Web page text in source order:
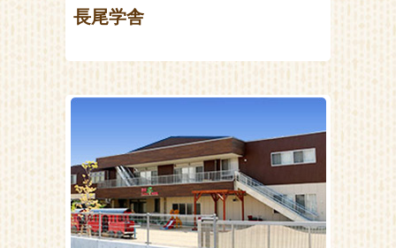
長尾学舎